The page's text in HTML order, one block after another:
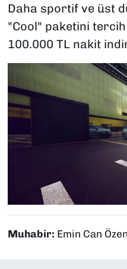
Daha sportif ve üst
"Cool" paketini
100.000 TL nakit
Muhabir: Emin Can Özen